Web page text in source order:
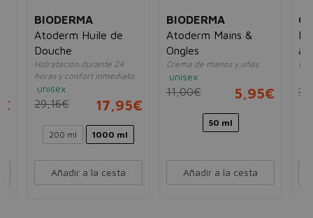
BIODERMA
Atoderm Huile de
Douche
Hidratación durante 24
horas y confort inmediato
unisex
29,16€ 17,95€
200 ml 1000 ml
Añadir a la cesta
BIODERMA
Atoderm Mains &
Ongles
Crema de manos y uñas
unisex
11,00€ 5,95€
50 ml
Añadir a la cesta